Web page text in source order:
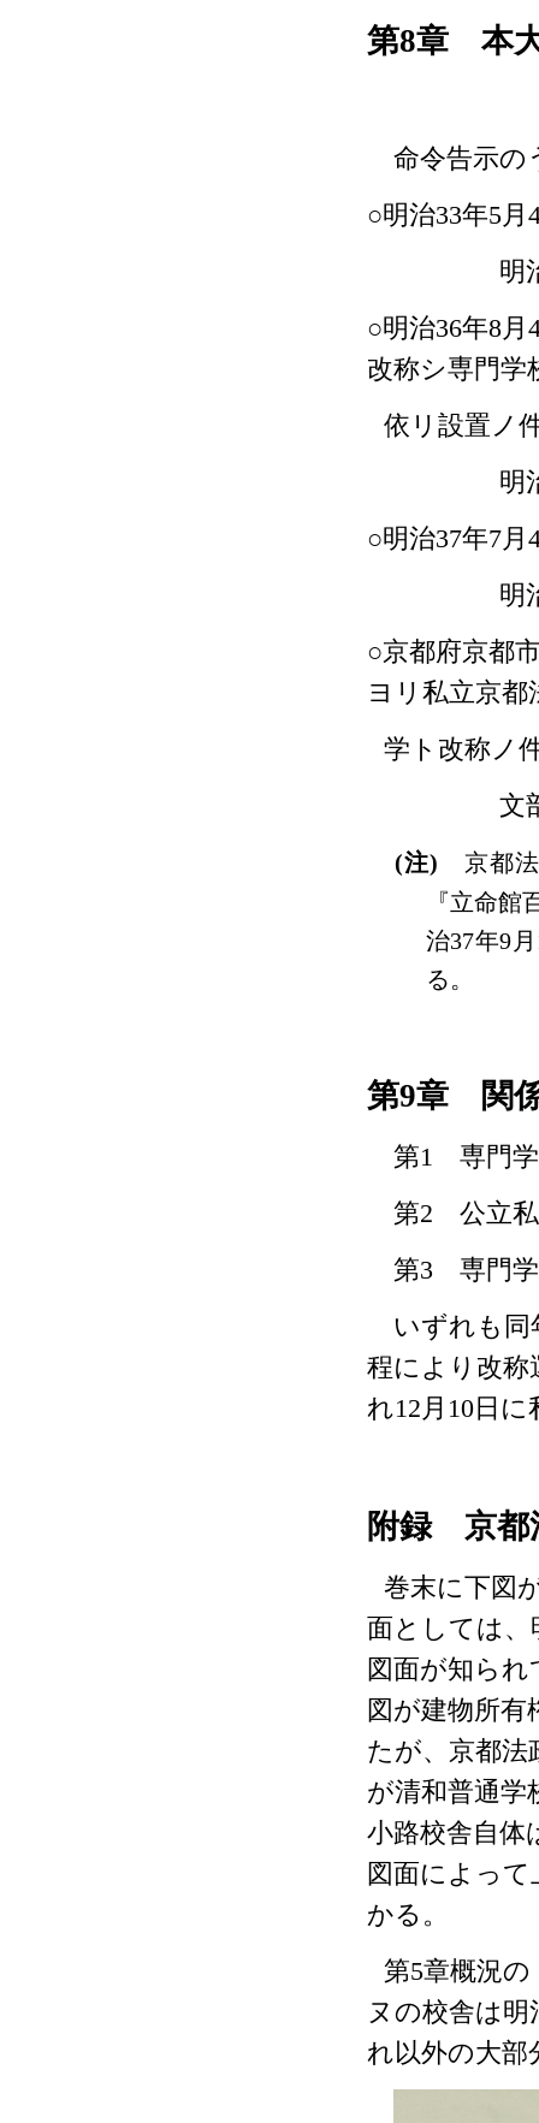
第8章 本大
命令告示の
○明治33年5月
明
○明治36年8月
改称シ専門学
依リ設置ノ
明
○明治37年7月
明
○京都府京都
ヨリ私立京都
学ト改称ノ
文部省
(注)
京都
『立命
治37年9 月
る。
第9章 関
第1 専門
第2 公立
第3 専門
いずれも同
程により改称
れ12月 10 日
附録 京都
巻末に下図
面としては、
図面が知ら
図が建物所
たが、京都法
が清和普通学
小路校舎自体
図面によっ
かる。
第5章概況の
ヌの校舎は明
れ以外の大部